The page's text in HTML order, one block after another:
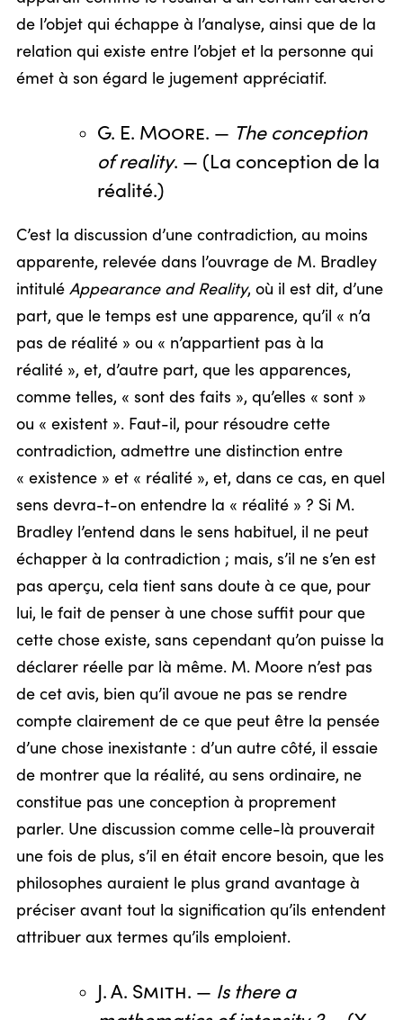
de l’objet qui échappe à l’analyse, ainsi que de la
relation qui existe entre l’objet et la personne qui
émet à son égard le jugement appréciatif.
G. E. Moore. — The conception
of reality. — (La conception de la
réalité.)
C’est la discussion d’une contradiction, au moins
apparente, relevée dans l’ouvrage de M. Bradley
intitulé Appearance and Reality, où il est dit, d’une
part, que le temps est une apparence, qu’il « n’a
pas de réalité » ou « n’appartient pas à la
réalité », et, d’autre part, que les apparences,
comme telles, « sont des faits », qu’elles « sont »
ou « existent ». Faut-il, pour résoudre cette
contradiction, admettre une distinction entre
« existence » et « réalité », et, dans ce cas, en quel
sens devra-t-on entendre la « réalité » ? Si M.
Bradley l’entend dans le sens habituel, il ne peut
échapper à la contradiction ; mais, s’il ne s’en est
pas aperçu, cela tient sans doute à ce que, pour
lui, le fait de penser à une chose suffit pour que
cette chose existe, sans cependant qu’on puisse la
déclarer réelle par là même. M. Moore n’est pas
de cet avis, bien qu’il avoue ne pas se rendre
compte clairement de ce que peut être la pensée
d’une chose inexistante : d’un autre côté, il essaie
de montrer que la réalité, au sens ordinaire, ne
constitue pas une conception à proprement
parler. Une discussion comme celle-là prouverait
une fois de plus, s’il en était encore besoin, que les
philosophes auraient le plus grand avantage à
préciser avant tout la signification qu’ils entendent
attribuer aux termes qu’ils emploient.
J. A. Smith. — Is there a